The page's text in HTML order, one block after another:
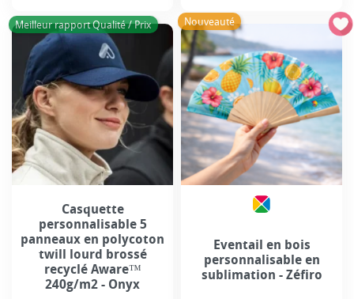
Meilleur rapport Qualité / Prix
Casquette
personnalisable 5
panneaux en polycoton
twill lourd brossé
recyclé Aware™
240g/m2 - Onyx
Nouveauté
Eventail en bois
personnalisable en
sublimation - Zéfiro